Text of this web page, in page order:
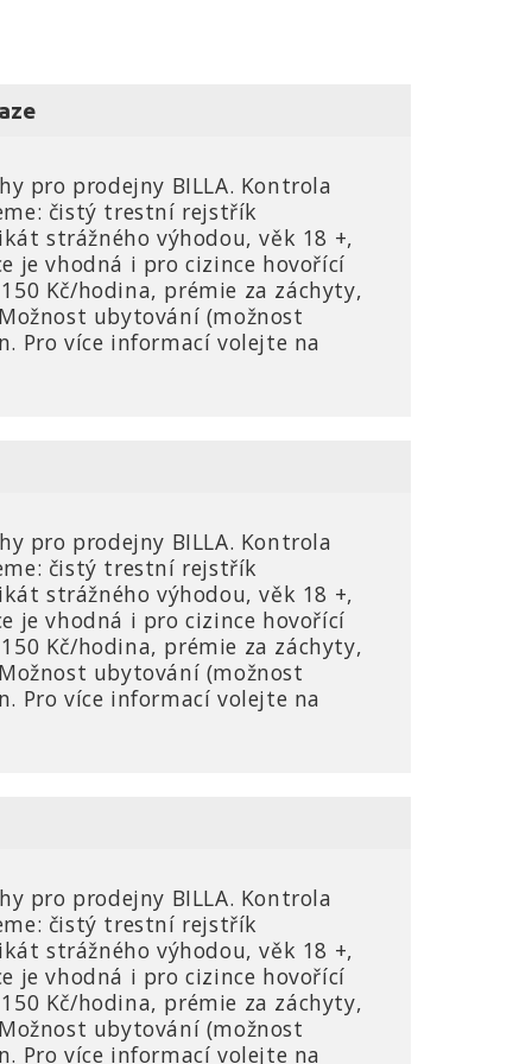
pro prodejny BILLA. Kontrola
čistý trestní rejstřík
strážného výhodou, věk 18 +,
je vhodná i pro cizince hovořící
Kč/hodina, prémie za záchyty,
ubytování (možnost
Pro více informací volejte na
pro prodejny BILLA. Kontrola
čistý trestní rejstřík
strážného výhodou, věk 18 +,
je vhodná i pro cizince hovořící
Kč/hodina, prémie za záchyty,
ubytování (možnost
Pro více informací volejte na
pro prodejny BILLA. Kontrola
čistý trestní rejstřík
strážného výhodou, věk 18 +,
je vhodná i pro cizince hovořící
Kč/hodina, prémie za záchyty,
ubytování (možnost
Pro více informací volejte na